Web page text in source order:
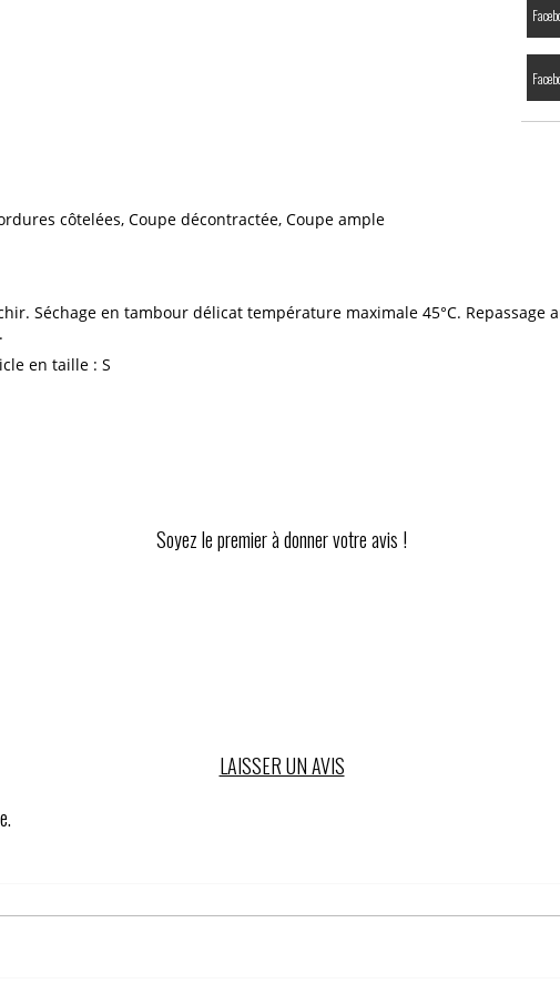
côtelées, Coupe décontractée, Coupe ample
Séchage en tambour délicat température maximale 45°C. Repassage
en taille : S
Soyez le premier à donner votre avis !
LAISSER UN AVIS